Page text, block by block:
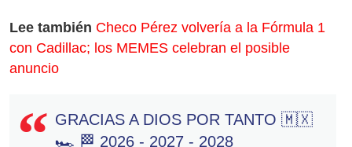
Lee también Checo Pérez volvería a la Fórmula 1
con Cadillac; los MEMES celebran el posible
anuncio
GRACIAS A DIOS POR TANTO 🇲🇽
🏎️ 🏁 2026 - 2027 - 2028